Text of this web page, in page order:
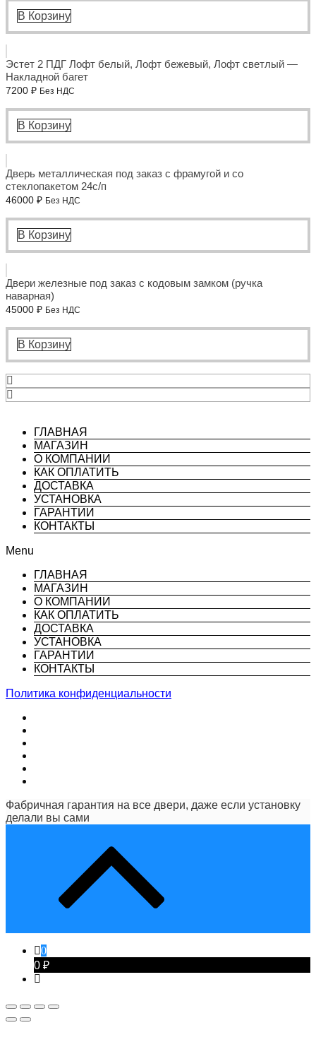
В Корзину
Эстет 2 ПДГ Лофт белый, Лофт бежевый, Лофт светлый —
Накладной багет
7200 ₽ Без НДС
В Корзину
Дверь металлическая под заказ с фрамугой и со
стеклопакетом 24с/п
46000 ₽ Без НДС
В Корзину
Двери железные под заказ с кодовым замком (ручка
наварная)
45000 ₽ Без НДС
В Корзину
ГЛАВНАЯ
МАГАЗИН
О КОМПАНИИ
КАК ОПЛАТИТЬ
ДОСТАВКА
УСТАНОВКА
ГАРАНТИИ
КОНТАКТЫ
Menu
ГЛАВНАЯ
МАГАЗИН
О КОМПАНИИ
КАК ОПЛАТИТЬ
ДОСТАВКА
УСТАНОВКА
ГАРАНТИИ
КОНТАКТЫ
Политика конфиденциальности
Фабричная гарантия на все двери, даже если установку
делали вы сами
0
0 ₽